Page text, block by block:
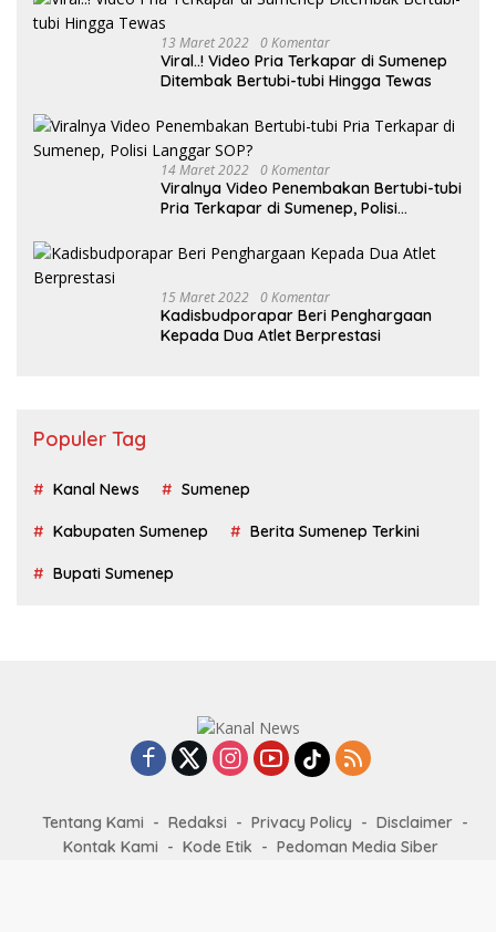
13 Maret 2022 0 Komentar
Viral..! Video Pria Terkapar di Sumenep
Ditembak Bertubi-tubi Hingga Tewas
14 Maret 2022 0 Komentar
Viralnya Video Penembakan Bertubi-tubi
Pria Terkapar di Sumenep, Polisi
15 Maret 2022 0 Komentar
Kadisbudporapar Beri Penghargaan
Kepada Dua Atlet Berprestasi
Populer Tag
Kanal News Sumenep
Kabupaten Sumenep Berita Sumenep Terkini
Bupati Sumenep
Tentang Kami Redaksi Privacy Policy
Disclaimer
Kontak Kami
Kode Etik
Pedoman Media Siber